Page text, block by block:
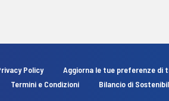
Policy Aggiorna le tue preferenze di
Termini e Condizioni Bilancio di